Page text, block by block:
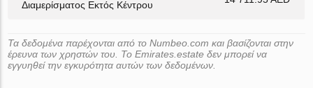
Διαμερίσματος Εκτός Κέντρου
Τα δεδομένα παρέχονται από το Numbeo.com και βασίζονται στην
έρευνα των χρηστών του. Το Emirates.estate δεν μπορεί να
εγγυηθεί την εγκυρότητα αυτών των δεδομένων.